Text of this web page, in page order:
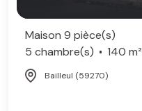
Maison 9 pièce(s)
5 chambre(s)
140 m²
Bailleul (59270)